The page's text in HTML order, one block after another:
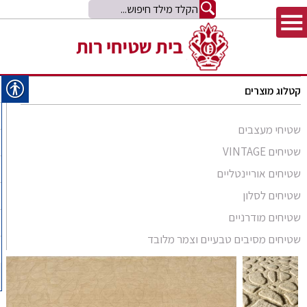
קטלוג מוצרים
שטיחי מעצבים
שטיחים VINTAGE
שטיחים אוריינטליים
סומק פרסי
סומק קווקזי
שטיח קילים
קילים אפגני
קילים הודי
שטיחי זיגלר
שטיחי משי
שטיחים לסלון
שטיחים מודרניים
Arabesque
Bliss
Comfort Shag
שטיחים מסיבים טבעיים וצמר מלובד
שטיחים מסיבים טבעיים
שטיחים מצמר מלובד